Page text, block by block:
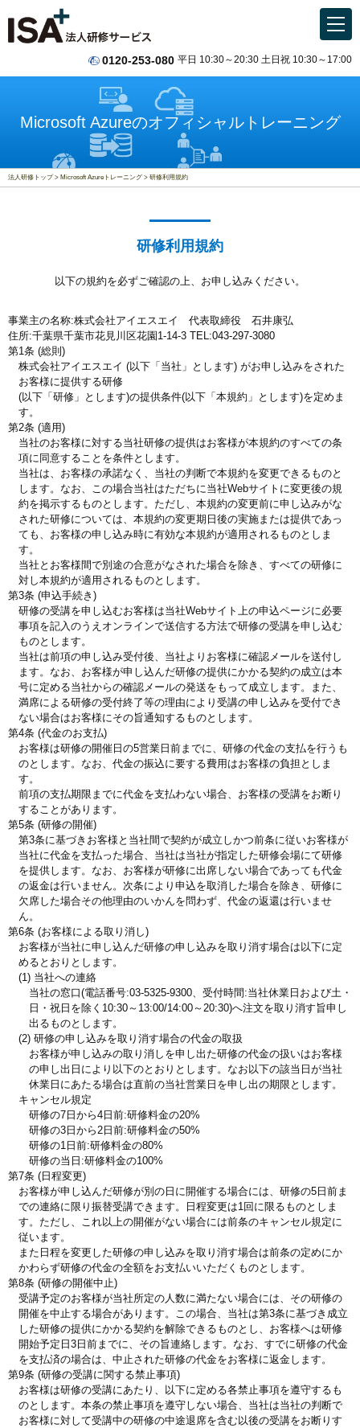
0120-253-080 平日 10:30～20:30 土日祝 10:30～17:00
Microsoft Azureのオフィシャルトレーニング
法人研修トップ Microsoft Azureトレーニング 研修利用規約
研修利用規約
以下の規約を必ずご確認の上、お申し込みください。
事業主の名称:株式会社アイエスエイ 代表取締役 石井康弘
住所:千葉県千葉市花見川区花園1-14-3 TEL:043-297-3080
第1条 (総則)
株式会社アイエスエイ (以下「当社」とします) がお申し込みをされた
お客様に提供する研修
(以下「研修」とします)の提供条件(以下「本規約」とします)を定めま
す。
第2条 (適用)
当社のお客様に対する当社研修の提供はお客様が本規約のすべての条
項に同意することを条件とします。
当社は、お客様の承諾なく、当社の判断で本規約を変更できるものと
します。なお、この場合当社はただちに当社Webサイトに変更後の規
約を掲示するものとします。ただし、本規約の変更前に申し込みがな
された研修については、本規約の変更期日後の実施または提供であっ
ても、お客様の申し込み時に有効な本規約が適用されるものとしま
す。
当社とお客様間で別途の合意がなされた場合を除き、すべての研修に
対し本規約が適用されるものとします。
第3条 (申込手続き)
研修の受講を申し込むお客様は当社Webサイト上の申込ページに必要
事項を記入のうえオンラインで送信する方法で研修の受講を申し込む
ものとします。
当社は前項の申し込み受付後、当社よりお客様に確認メールを送付し
ます。なお、お客様が申し込んだ研修の提供にかかる契約の成立は本
号に定める当社からの確認メールの発送をもって成立します。また、
満席による研修の受付終了等の理由により受講の申し込みを受付でき
ない場合はお客様にその旨通知するものとします。
第4条 (代金のお支払)
お客様は研修の開催日の5営業日前までに、研修の代金の支払を行うも
のとします。なお、代金の振込に要する費用はお客様の負担としま
す。
前項の支払期限までに代金を支払わない場合、お客様の受講をお断り
することがあります。
第5条 (研修の開催)
第3条に基づきお客様と当社間で契約が成立しかつ前条に従いお客様が
当社に代金を支払った場合、当社は当社が指定した研修会場にて研修
を提供します。なお、お客様が研修に出席しない場合であっても代金
の返金は行いません。次条により申込を取消した場合を除き、研修に
欠席した場合その他理由のいかんを問わず、代金の返還は行いませ
ん。
第6条 (お客様による取り消し)
お客様が当社に申し込んだ研修の申し込みを取り消す場合は以下に定
めるとおりとします。
(1) 当社への連絡
当社の窓口(電話番号:03-5325-9300、受付時間:当社休業日および土・
日・祝日を除く10:30～13:00/14:00～20:30)へ注文を取り消す旨申し
出るものとします。
(2) 研修の申し込みを取り消す場合の代金の取扱
お客様が申し込みの取り消しを申し出た研修の代金の扱いはお客様
の申し出日により以下のとおりとします。なお以下の該当日が当社
休業日にあたる場合は直前の当社営業日を申し出の期限とします。
キャンセル規定
研修の7日から4日前:研修料金の20%
研修の3日から2日前:研修料金の50%
研修の1日前:研修料金の80%
研修の当日:研修料金の100%
第7条 (日程変更)
お客様が申し込んだ研修が別の日に開催する場合には、研修の5日前ま
での連絡に限り振替受講できます。日程変更は1回に限るものとしま
す。ただし、これ以上の開催がない場合には前条のキャンセル規定に
従います。
また日程を変更した研修の申し込みを取り消す場合は前条の定めにか
かわらず研修の代金の全額をお支払いいただくものとします。
第8条 (研修の開催中止)
受講予定のお客様が当社所定の人数に満たない場合には、その研修の
開催を中止する場合があります。この場合、当社は第3条に基づき成立
した研修の提供にかかる契約を解除できるものとし、お客様へは研修
開始予定日3日前までに、その旨連絡します。なお、すでに研修の代金
を支払済の場合は、中止された研修の代金をお客様に返金します。
第9条 (研修の受講に関する禁止事項)
お客様は研修の受講にあたり、以下に定める各禁止事項を遵守するも
のとします。本条の禁止事項を遵守しない場合、当社は当社の判断で
お客様に対して受講中の研修の中途退席を含む以後の受講をお断りす